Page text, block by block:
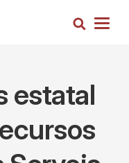
Cerca
estatal